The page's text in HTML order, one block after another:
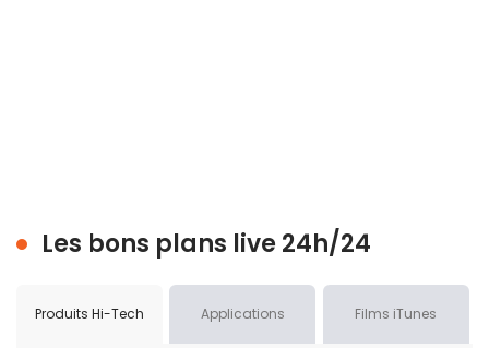
Les bons plans live 24h/24
Produits Hi-Tech Applications Films iTunes